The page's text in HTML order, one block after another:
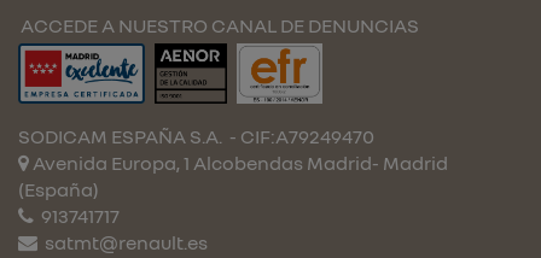
ACCEDE A NUESTRO CANAL DE DENUNCIAS
SODICAM ESPAÑA S.A. - CIF:A79249470
Avenida Europa, 1 Alcobendas Madrid- Madrid
(España)
913741717
satmt@renault.es